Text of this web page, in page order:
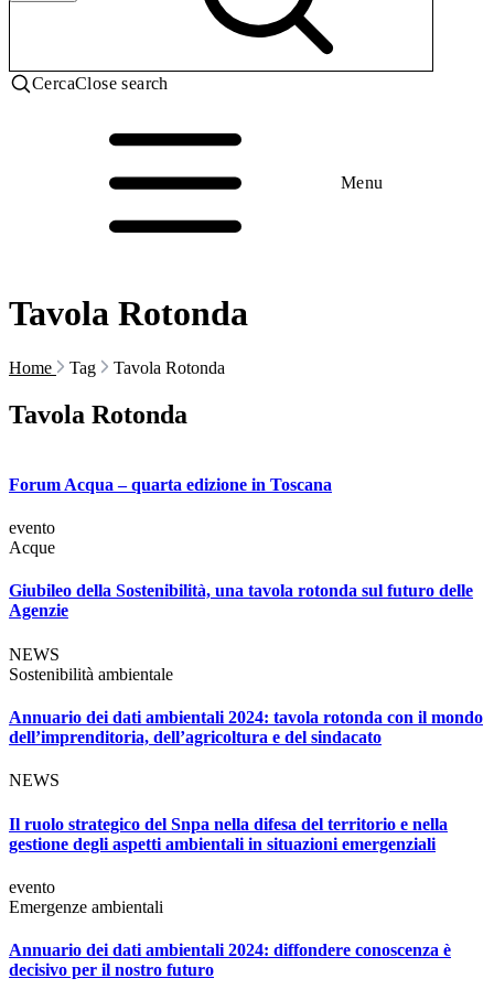
CercaClose search
Menu
Tavola Rotonda
Home Tag Tavola Rotonda
Tavola Rotonda
Forum Acqua – quarta edizione in Toscana
evento
Acque
Giubileo della Sostenibilità, una tavola rotonda sul futuro delle
Agenzie
NEWS
Sostenibilità ambientale
Annuario dei dati ambientali 2024: tavola rotonda con il mondo
dell’imprenditoria, dell’agricoltura e del sindacato
NEWS
Il ruolo strategico del Snpa nella difesa del territorio e nella
gestione degli aspetti ambientali in situazioni emergenziali
evento
Emergenze ambientali
Annuario dei dati ambientali 2024: diffondere conoscenza è
decisivo per il nostro futuro